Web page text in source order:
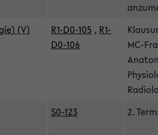
(V) R1-D0-105 , R1-
D0-106
MC-
S0-123 2.